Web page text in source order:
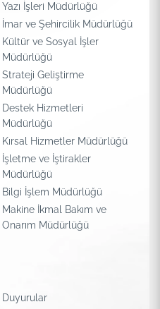
Yazı İşleri Müdürlüğü
İmar ve Şehircilik Müdürlüğü
Kültür ve Sosyal İşler
Müdürlüğü
Strateji Geliştirme
Müdürlüğü
Destek Hizmetleri
Müdürlüğü
Kırsal Hizmetler Müdürlüğü
İşletme ve İştirakler
Müdürlüğü
Bilgi İşlem Müdürlüğü
Makine İkmal Bakım ve
Onarım Müdürlüğü
Duyurular